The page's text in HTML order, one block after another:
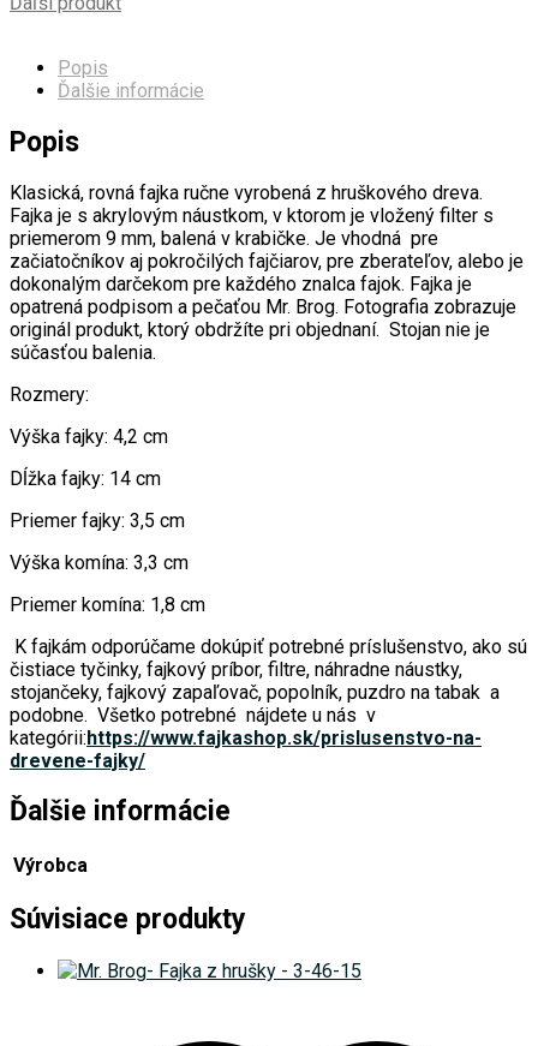
Popis
Ďalšie informácie
Popis
Klasická, rovná fajka ručne vyrobená z hruškového dreva.
Fajka je s akrylovým náustkom, v ktorom je vložený filter s
priemerom 9 mm, balená v krabičke. Je vhodná pre
začiatočníkov aj pokročilých fajčiarov, pre zberateľov, alebo je
dokonalým darčekom pre každého znalca fajok. Fajka je
opatrená podpisom a pečaťou Mr. Brog. Fotografia zobrazuje
originál produkt, ktorý obdržíte pri objednaní. Stojan nie je
súčasťou balenia.
Rozmery:
Výška fajky: 4,2 cm
Dĺžka fajky: 14 cm
Priemer fajky: 3,5 cm
Výška komína: 3,3 cm
Priemer komína: 1,8 cm
K fajkám odporúčame dokúpiť potrebné príslušenstvo, ako sú
čistiace tyčinky, fajkový príbor, filtre, náhradne náustky,
stojančeky, fajkový zapaľovač, popolník, puzdro na tabak a
podobne. Všetko potrebné nájdete u nás v
kategórii:https://www.fajkashop.sk/prislusenstvo-na-
drevene-fajky/
Ďalšie informácie
Výrobca
Súvisiace produkty